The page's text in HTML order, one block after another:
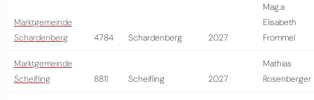
Marktgemeinde
Schardenberg
4784 Schardenberg 2027
Mag.a
Elisabeth
Frommel
Marktgemeinde
Scheifling
8811 Scheifling 2027
Mathias
Rosenberger